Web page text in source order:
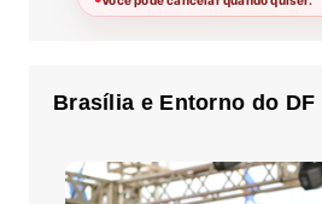
Brasília e Entorno do DF